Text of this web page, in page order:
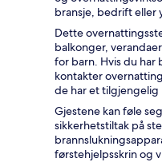
bransje, bedrift eller
Dette
balkonger,
for barn. Hvis du har
kontakter
de har et tilgjengelig
Gjestene kan føle
sikkerhetstiltak på
førstehjelpsskrin og